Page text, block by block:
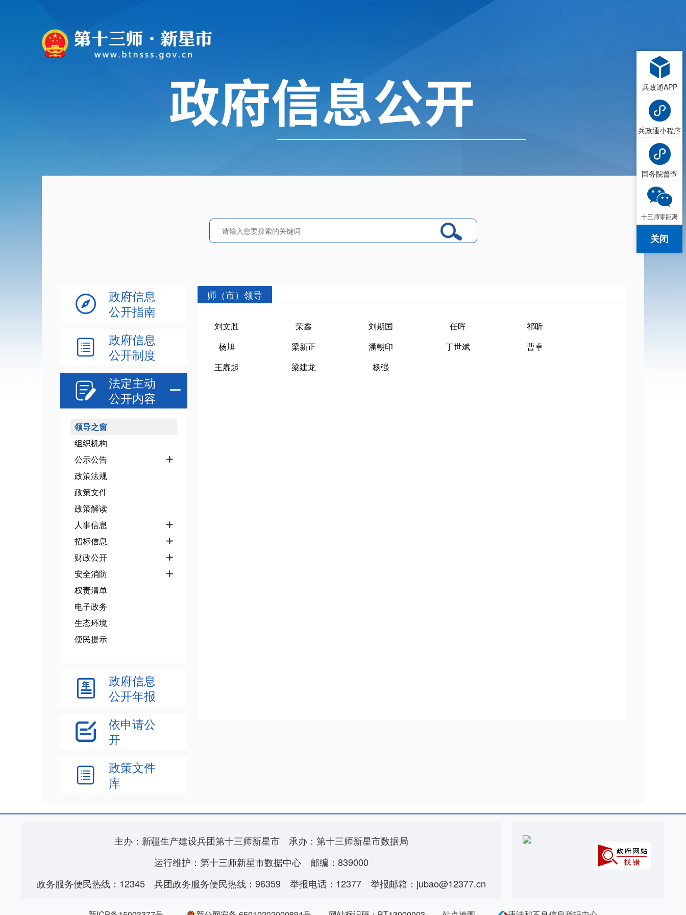

政府信息
公开指南

政府信息
公开制度

法定主动
公开内容

领导之窗
组织机构
公示公告

政策法规
政策文件
政策解读
人事信息

招标信息 
财政公开 
安全消防 
权责清单
电子政务
生态环境
便民提示

政府信息
公开年报

依申请公
开

政策文件
库
师（市）领导
刘文胜 荣鑫 刘期国 任晖
祁昕
杨旭
梁新正 潘朝印 丁世斌
曹卓
王赓起
梁建龙 杨强
主办：新疆生产建设兵团第十三师新星市
承办：第十三师新星市数据局
运行维护：第十三师新星市数据中心
邮编：839000
政务服务便民热线：12345
兵团政务服务便民热线：96359 举报电话：12377 举报邮箱：jubao@12377.cn
兵政通APP
兵政通小程序
国务院督查
十三师零距离
关闭